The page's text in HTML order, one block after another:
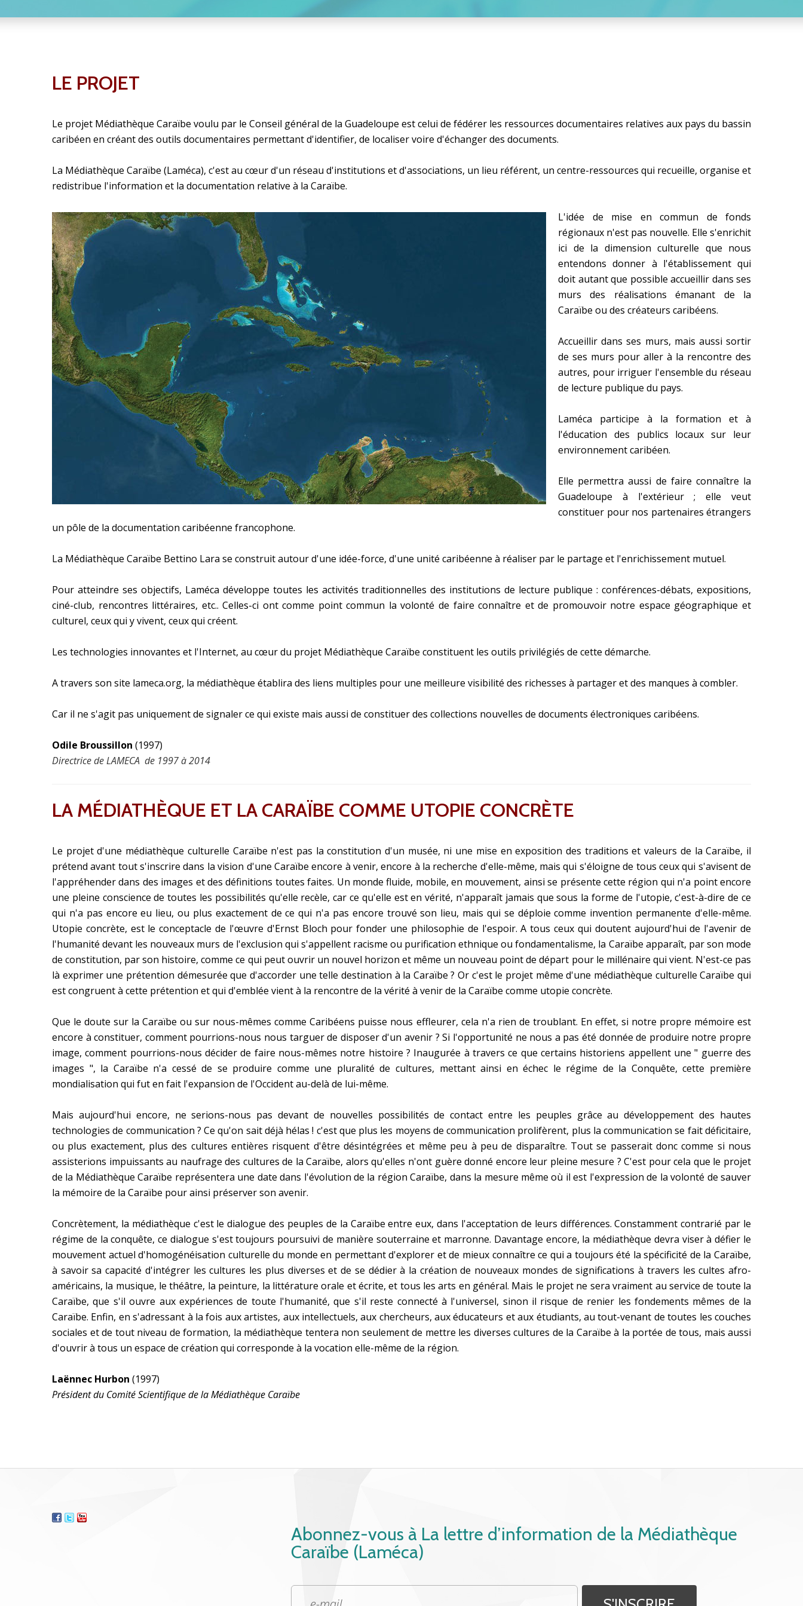
LE PROJET
Le projet Médiathèque Caraïbe voulu par le Conseil général de la Guadeloupe est celui de fédérer les ressources documentaires relatives aux pays du bassin
caribéen en créant des outils documentaires permettant d'identifier, de localiser voire d'échanger des documents.
La Médiathèque Caraïbe (Laméca), c'est au cœur d'un réseau d'institutions et d'associations, un lieu référent, un centre-ressources qui recueille, organise et
redistribue l'information et la documentation relative à la Caraïbe.
L'idée de mise en commun de fonds
régionaux n'est pas nouvelle. Elle s'enrichit
ici de la dimension culturelle que nous
entendons donner à l'établissement qui
doit autant que possible accueillir dans ses
murs des réalisations émanant de la
Caraïbe ou des créateurs caribéens.
Accueillir dans ses murs, mais aussi sortir
de ses murs pour aller à la rencontre des
autres, pour irriguer l'ensemble du réseau
de lecture publique du pays.
Laméca participe à la formation et à
l'éducation des publics locaux sur leur
environnement caribéen.
Elle permettra aussi de faire connaître la
Guadeloupe à l'extérieur ; elle veut
constituer pour nos partenaires étrangers
un pôle de la documentation caribéenne francophone.
La Médiathèque Caraïbe Bettino Lara se construit autour d'une idée-force, d'une unité caribéenne à réaliser par le partage et l'enrichissement mutuel.
Pour atteindre ses objectifs, Laméca développe toutes les activités traditionnelles des institutions de lecture publique : conférences-débats, expositions,
ciné-club, rencontres littéraires, etc.. Celles-ci ont comme point commun la volonté de faire connaître et de promouvoir notre espace géographique et
culturel, ceux qui y vivent, ceux qui créent.
Les technologies innovantes et l'Internet, au cœur du projet Médiathèque Caraïbe constituent les outils privilégiés de cette démarche.
A travers son site lameca.org, la médiathèque établira des liens multiples pour une meilleure visibilité des richesses à partager et des manques à combler.
Car il ne s'agit pas uniquement de signaler ce qui existe mais aussi de constituer des collections nouvelles de documents électroniques caribéens.
Odile Broussillon (1997)
Directrice de LAMECA de 1997 à 2014
LA MÉDIATHÈQUE ET LA CARAÏBE COMME UTOPIE CONCRÈTE
Le projet d'une médiathèque culturelle Caraïbe n'est pas la constitution d'un musée, ni une mise en exposition des traditions et valeurs de la Caraïbe, il
prétend avant tout s'inscrire dans la vision d'une Caraïbe encore à venir, encore à la recherche d'elle-même, mais qui s'éloigne de tous ceux qui s'avisent de
l'appréhender dans des images et des définitions toutes faites. Un monde fluide, mobile, en mouvement, ainsi se présente cette région qui n'a point encore
une pleine conscience de toutes les possibilités qu'elle recèle, car ce qu'elle est en vérité, n'apparaît jamais que sous la forme de l'utopie, c'est-à-dire de ce
qui n'a pas encore eu lieu, ou plus exactement de ce qui n'a pas encore trouvé son lieu, mais qui se déploie comme invention permanente d'elle-même.
Utopie concrète, est le conceptacle de l'œuvre d'Ernst Bloch pour fonder une philosophie de l'espoir. A tous ceux qui doutent aujourd'hui de l'avenir de
l'humanité devant les nouveaux murs de l'exclusion qui s'appellent racisme ou purification ethnique ou fondamentalisme, la Caraïbe apparaît, par son mode
de constitution, par son histoire, comme ce qui peut ouvrir un nouvel horizon et même un nouveau point de départ pour le millénaire qui vient. N'est-ce pas
là exprimer une prétention démesurée que d'accorder une telle destination à la Caraïbe ? Or c'est le projet même d'une médiathèque culturelle Caraïbe qui
est congruent à cette prétention et qui d'emblée vient à la rencontre de la vérité à venir de la Caraïbe comme utopie concrète.
Que le doute sur la Caraïbe ou sur nous-mêmes comme Caribéens puisse nous effleurer, cela n'a rien de troublant. En effet, si notre propre mémoire est
encore à constituer, comment pourrions-nous nous targuer de disposer d'un avenir ? Si l'opportunité ne nous a pas été donnée de produire notre propre
image, comment pourrions-nous décider de faire nous-mêmes notre histoire ? Inaugurée à travers ce que certains historiens appellent une " guerre des
images ", la Caraïbe n'a cessé de se produire comme une pluralité de cultures, mettant ainsi en échec le régime de la Conquête, cette première
mondialisation qui fut en fait l'expansion de l'Occident au-delà de lui-même.
Mais aujourd'hui encore, ne serions-nous pas devant de nouvelles possibilités de contact entre les peuples grâce au développement des hautes
technologies de communication ? Ce qu'on sait déjà hélas ! c'est que plus les moyens de communication prolifèrent, plus la communication se fait déficitaire,
ou plus exactement, plus des cultures entières risquent d'être désintégrées et même peu à peu de disparaître. Tout se passerait donc comme si nous
assisterions impuissants au naufrage des cultures de la Caraïbe, alors qu'elles n'ont guère donné encore leur pleine mesure ? C'est pour cela que le projet
de la Médiathèque Caraïbe représentera une date dans l'évolution de la région Caraïbe, dans la mesure même où il est l'expression de la volonté de sauver
la mémoire de la Caraïbe pour ainsi préserver son avenir.
Concrètement, la médiathèque c'est le dialogue des peuples de la Caraïbe entre eux, dans l'acceptation de leurs différences. Constamment contrarié par le
régime de la conquête, ce dialogue s'est toujours poursuivi de manière souterraine et marronne. Davantage encore, la médiathèque devra viser à défier le
mouvement actuel d'homogénéisation culturelle du monde en permettant d'explorer et de mieux connaître ce qui a toujours été la spécificité de la Caraïbe,
à savoir sa capacité d'intégrer les cultures les plus diverses et de se dédier à la création de nouveaux mondes de significations à travers les cultes afro-
américains, la musique, le théâtre, la peinture, la littérature orale et écrite, et tous les arts en général. Mais le projet ne sera vraiment au service de toute la
Caraïbe, que s'il ouvre aux expériences de toute l'humanité, que s'il reste connecté à l'universel, sinon il risque de renier les fondements mêmes de la
Caraïbe. Enfin, en s'adressant à la fois aux artistes, aux intellectuels, aux chercheurs, aux éducateurs et aux étudiants, au tout-venant de toutes les couches
sociales et de tout niveau de formation, la médiathèque tentera non seulement de mettre les diverses cultures de la Caraïbe à la portée de tous, mais aussi
d'ouvrir à tous un espace de création qui corresponde à la vocation elle-même de la région.
Laënnec Hurbon (1997)
Président du Comité Scientifique de la Médiathèque Caraïbe
Abonnez-vous à La lettre d’information de la Médiathèque
Caraïbe (Laméca)